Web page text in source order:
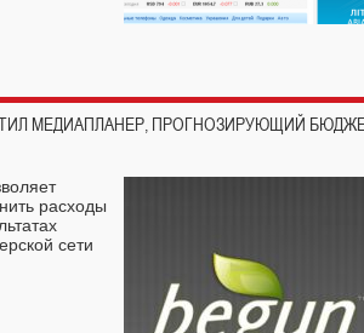
МЕДИАПЛАНЕР, ПРОГНОЗИРУЮЩИЙ
расходы
сети